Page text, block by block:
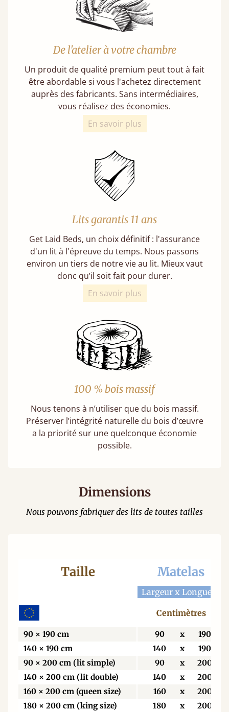
De l'atelier à votre chambre
Un produit de qualité premium peut tout à fait
être abordable si vous l'achetez directement
auprès des fabricants. Sans intermédiaires,
vous réalisez des économies.
En savoir plus
Lits garantis 11 ans
Get Laid Beds, un choix définitif : l'assurance
d'un lit à l'épreuve du temps. Nous passons
environ un tiers de notre vie au lit. Mieux vaut
donc qu’il soit fait pour durer.
En savoir plus
100 % bois massif
Nous tenons à n’utiliser que du bois massif.
Préserver l’intégrité naturelle du bois d’œuvre
a la priorité sur une quelconque économie
possible.
Dimensions
Nous pouvons fabriquer des lits de toutes tailles
Taille Matelas
Largeur x Longueur
Centimètres
90 × 190 cm 90 x
190
140 × 190 cm
140 x
190
90 × 200 cm (lit simple)
90 x
200
140 × 200 cm (lit double)
140 x
200
160 × 200 cm (queen size)
160 x
200
180 × 200 cm (king size)
180 x 200